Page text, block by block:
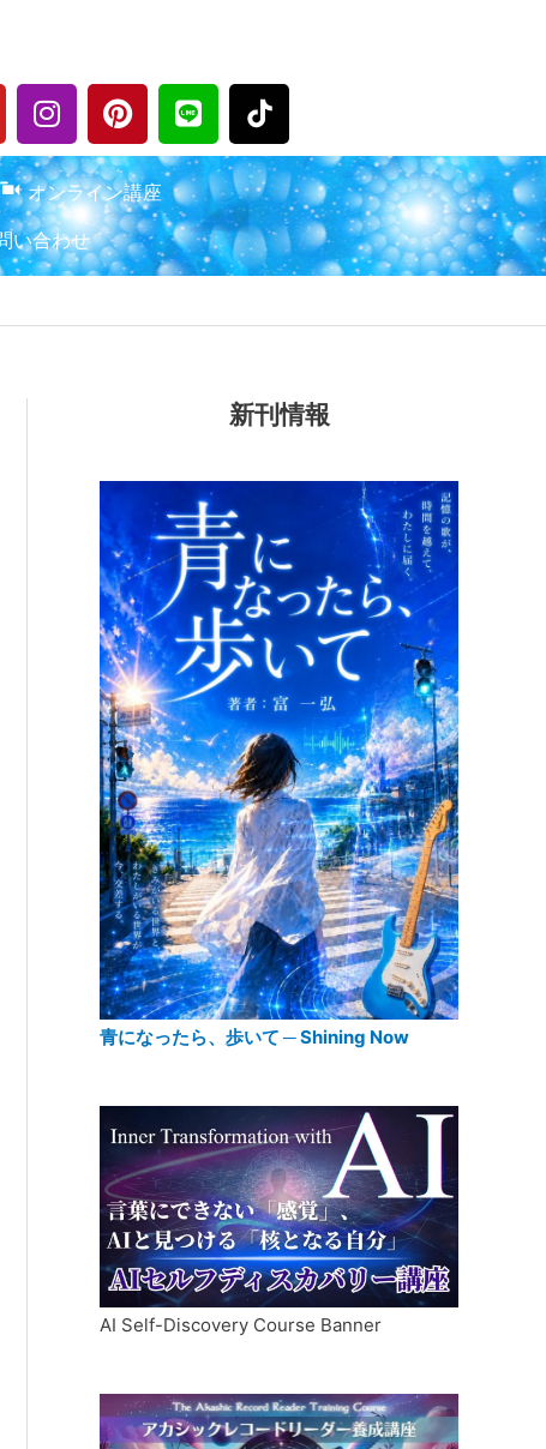
I
n
s
t
a
g
r
m
P
i
n
t
e
r
e
t
L
i
n
e
オンライン講座
い合わせ
新刊情報
青になったら、歩いて ─ Shining Now
AI Self-Discovery Course Banner